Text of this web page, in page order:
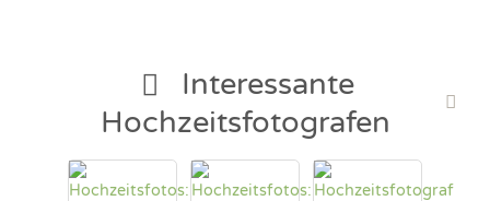
Interessante
Hochzeitsfotografen